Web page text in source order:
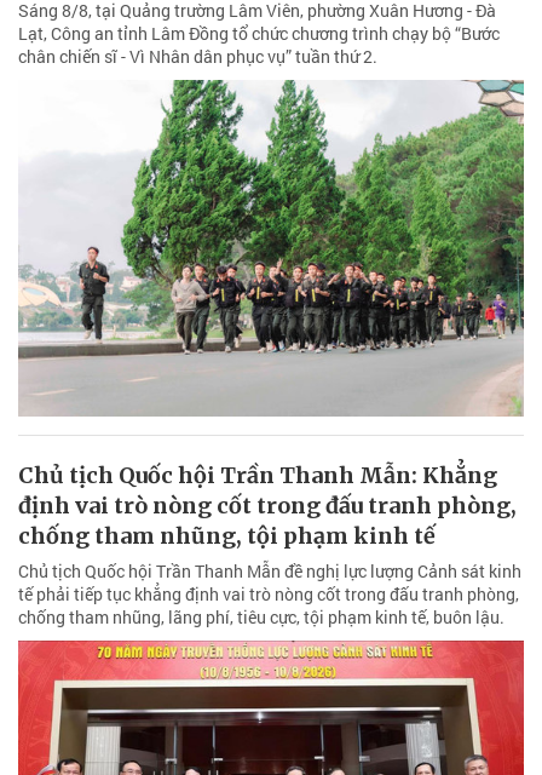
Sáng 8/8, tại Quảng trường Lâm Viên, phường Xuân Hương - Đà
Lạt, Công an tỉnh Lâm Đồng tổ chức chương trình chạy bộ “Bước
chân chiến sĩ - Vì Nhân dân phục vụ” tuần thứ 2.
Chủ tịch Quốc hội Trần Thanh Mẫn: Khẳng
định vai trò nòng cốt trong đấu tranh phòng,
chống tham nhũng, tội phạm kinh tế
Chủ tịch Quốc hội Trần Thanh Mẫn đề nghị lực lượng Cảnh sát kinh
tế phải tiếp tục khẳng định vai trò nòng cốt trong đấu tranh phòng,
chống tham nhũng, lãng phí, tiêu cực, tội phạm kinh tế, buôn lậu.